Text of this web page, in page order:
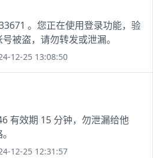
。您正在使用登录功能，验
被盗，请勿转发或泄漏。
12-25 13:08:50
有效期 15 分钟，勿泄漏给他
12-25 12:31:57